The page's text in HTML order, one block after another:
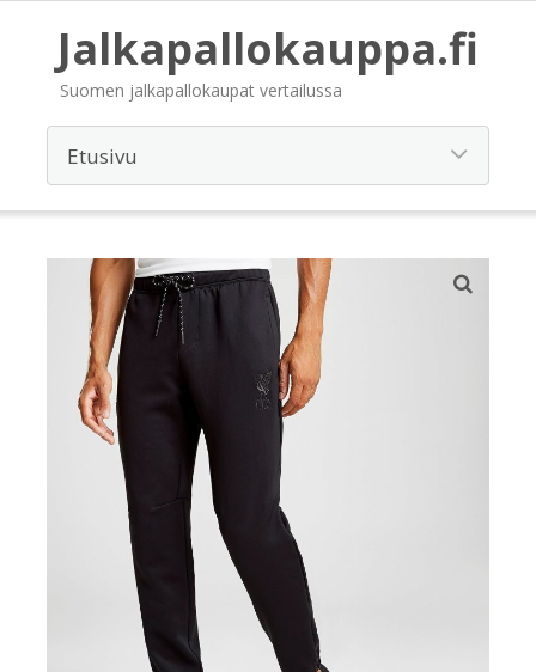
Jalkapallokauppa.fi
Suomen jalkapallokaupat vertailussa